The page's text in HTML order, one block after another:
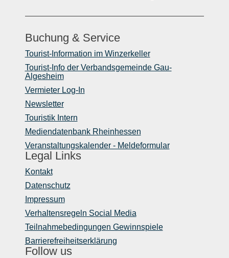
Buchung & Service
Tourist-Information im Winzerkeller
Tourist-Info der Verbandsgemeinde Gau-
Algesheim
Vermieter Log-In
Newsletter
Touristik Intern
Mediendatenbank Rheinhessen
Veranstaltungskalender - Meldeformular
Legal Links
Kontakt
Datenschutz
Impressum
Verhaltensregeln Social Media
Teilnahmebedingungen Gewinnspiele
Barrierefreiheitserklärung
Follow us